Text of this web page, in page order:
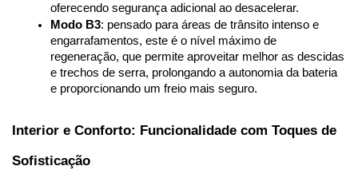
oferecendo segurança adicional ao desacelerar.
Modo B3: pensado para áreas de trânsito intenso e
engarrafamentos, este é o nível máximo de
regeneração, que permite aproveitar melhor as descidas
e trechos de serra, prolongando a autonomia da bateria
e proporcionando um freio mais seguro.
Interior e Conforto: Funcionalidade com Toques de
Sofisticação